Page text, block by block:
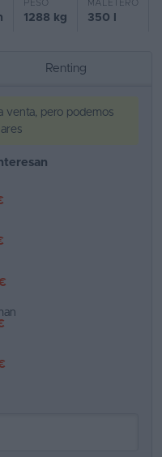
PESO
1288 kg
MALETERO
350 l
Renting
venta, pero podemos